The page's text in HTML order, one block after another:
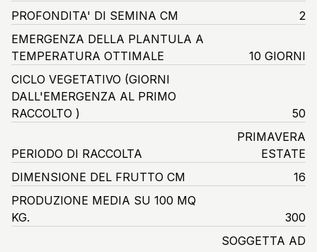
PROFONDITA' DI SEMINA CM
2
EMERGENZA DELLA PLANTULA A
TEMPERATURA OTTIMALE
10 GIORNI
CICLO VEGETATIVO (GIORNI
DALL'EMERGENZA AL PRIMO
RACCOLTO )
50
PERIODO DI RACCOLTA
PRIMAVERA
ESTATE
DIMENSIONE DEL FRUTTO CM
16
PRODUZIONE MEDIA SU 100 MQ
KG.
300
SOGGETTA AD